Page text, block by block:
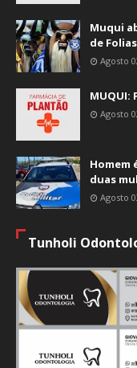
Muqui
de
Agosto
MUQUI:
Agosto
Homem
duas
Agosto
Tunholi